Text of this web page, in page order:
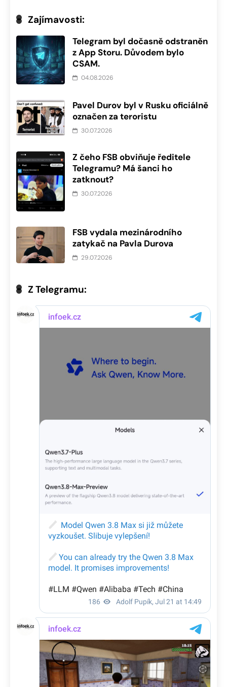
Zajímavosti:
Telegram byl dočasně odstraněn
z App Storu. Důvodem bylo
CSAM.
04.08.2026
Pavel Durov byl v Rusku oficiálně
označen za teroristu
30.07.2026
Z čeho FSB obviňuje ředitele
Telegramu? Má šanci ho
zatknout?
30.07.2026
FSB vydala mezinárodního
zatykač na Pavla Durova
29.07.2026
Z Telegramu: